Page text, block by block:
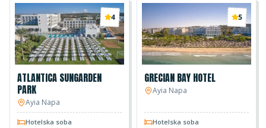
4
ATLANTICA SUNGARDEN
PARK
Ayia Napa
Hotelska soba
5
GRECIAN BAY HOTEL
Ayia Napa
Hotelska soba